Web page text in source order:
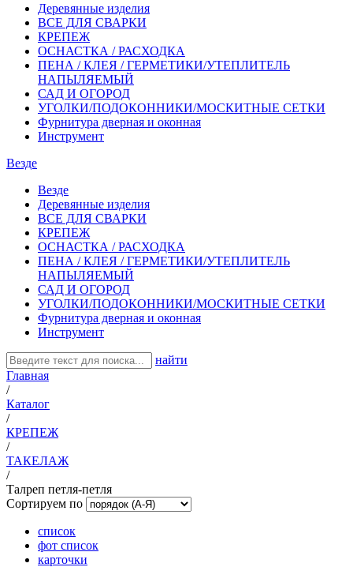
Деревянные изделия
ВСЕ ДЛЯ СВАРКИ
КРЕПЕЖ
ОСНАСТКА / РАСХОДКА
ПЕНА / КЛЕЯ / ГЕРМЕТИКИ/УТЕПЛИТЕЛЬ
НАПЫЛЯЕМЫЙ
САД И ОГОРОД
УГОЛКИ/ПОДОКОННИКИ/МОСКИТНЫЕ СЕТКИ
Фурнитура дверная и оконная
Инструмент
Везде
Везде
Деревянные изделия
ВСЕ ДЛЯ СВАРКИ
КРЕПЕЖ
ОСНАСТКА / РАСХОДКА
ПЕНА / КЛЕЯ / ГЕРМЕТИКИ/УТЕПЛИТЕЛЬ
НАПЫЛЯЕМЫЙ
САД И ОГОРОД
УГОЛКИ/ПОДОКОННИКИ/МОСКИТНЫЕ СЕТКИ
Фурнитура дверная и оконная
Инструмент
найти
Главная
/
Каталог
/
КРЕПЕЖ
/
ТАКЕЛАЖ
/
Талреп петля-петля
Сортируем по
список
фот список
карточки